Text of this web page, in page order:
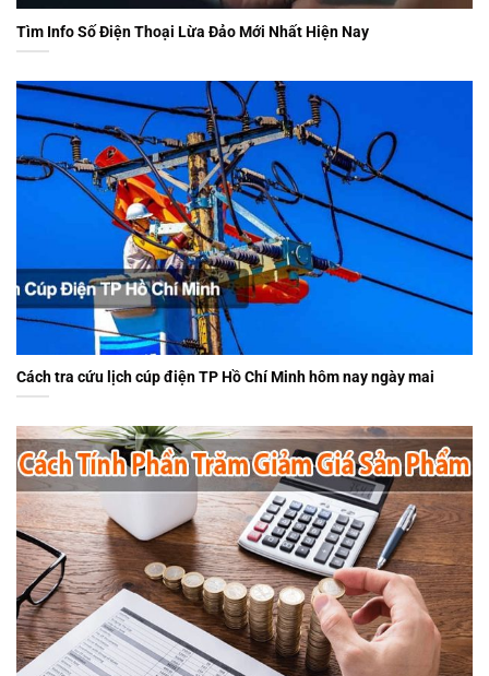
Tìm Info Số Điện Thoại Lừa Đảo Mới Nhất Hiện Nay
Cách tra cứu lịch cúp điện TP Hồ Chí Minh hôm nay ngày mai